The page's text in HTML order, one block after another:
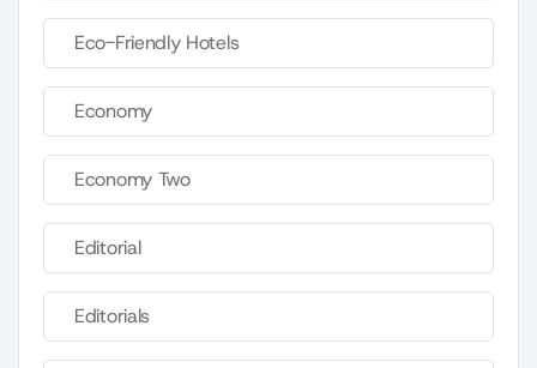
Eco-Friendly Hotels
Economy
Economy Two
Editorial
Editorials